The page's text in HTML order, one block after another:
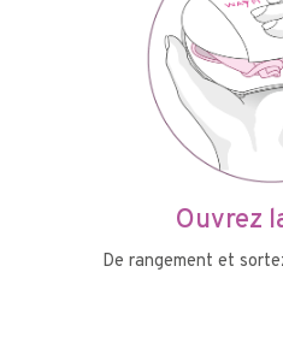
Ouvrez
De rangement et